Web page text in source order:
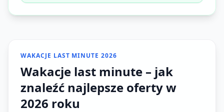
WAKACJE LAST MINUTE 2026
Wakacje last minute – jak
znaleźć najlepsze oferty w
2026 roku